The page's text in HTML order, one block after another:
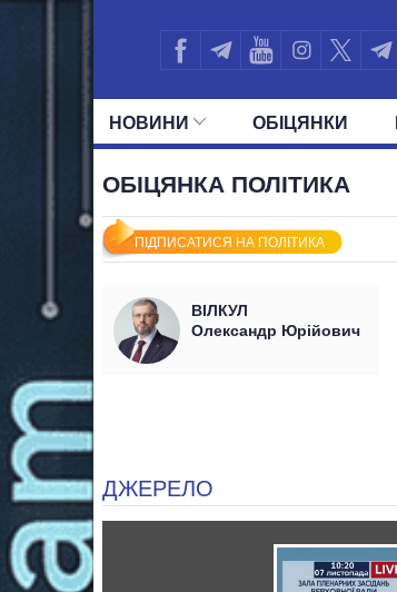
НОВИНИ ОБIЦЯНКИ
ОБІЦЯНКА ПОЛІТИКА
ПІДПИСАТИСЯ НА ПОЛІТИКА
ВІЛКУЛ
Олександр Юрійович
ДЖЕРЕЛО